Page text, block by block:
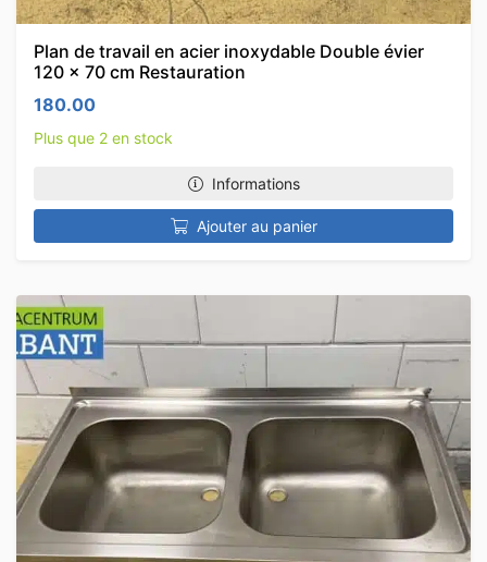
Plan de travail en acier inoxydable Double évier
120 x 70 cm Restauration
180.00
Plus que 2 en stock
Informations
Ajouter au panier